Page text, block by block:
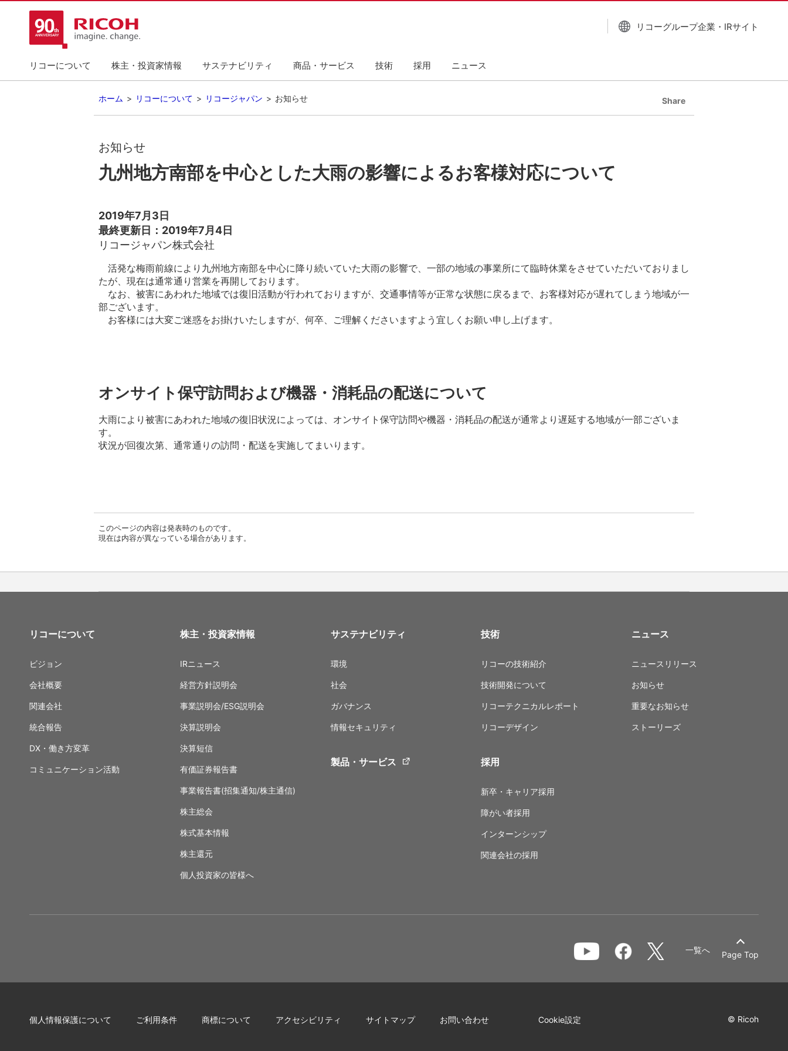
リコーについて 株主・投資家情報 サステナビリティ 商品・サービス 技術 採用 ニュース
リコーグループ企業・IRサイト
ホーム リコーについて リコージャパン お知らせ Share
お知らせ
九州地方南部を中心とした大雨の影響によるお客様対応について
2019年7月3日
最終更新日：2019年7月4日
リコージャパン株式会社
活発な梅雨前線により九州地方南部を中心に降り続いていた大雨の影響で、一部の地域の事業所にて臨時休業をさせていただいておりまし
たが、現在は通常通り営業を再開しております。
なお、被害にあわれた地域では復旧活動が行われておりますが、交通事情等が正常な状態に戻るまで、お客様対応が遅れてしまう地域が一
部ございます。
お客様には大変ご迷惑をお掛けいたしますが、何卒、ご理解くださいますよう宜しくお願い申し上げます。
オンサイト保守訪問および機器・消耗品の配送について
大雨により被害にあわれた地域の復旧状況によっては、オンサイト保守訪問や機器・消耗品の配送が通常より遅延する地域が一部ございま
す。
状況が回復次第、通常通りの訪問・配送を実施してまいります。
このページの内容は発表時のものです。
現在は内容が異なっている場合があります。
リコーについて
ビジョン
会社概要
関連会社
統合報告
DX・働き方変革
コミュニケーション活動
株主・投資家情報
IRニュース
経営方針説明会
事業説明会/ESG説明会
決算説明会
決算短信
有価証券報告書
事業報告書(招集通知/株主通信)
株主総会
株式基本情報
株主還元
個人投資家の皆様へ
サステナビリティ
環境
社会
ガバナンス
情報セキュリティ
製品・サービス
技術
リコーの技術紹介
技術開発について
リコーテクニカルレポート
リコーデザイン
採用
新卒・キャリア採用
障がい者採用
インターンシップ
関連会社の採用
ニュース
ニュースリリース
お知らせ
重要なお知らせ
ストーリーズ
Page Top
一覧へ
個人情報保護について ご利用条件 商標について アクセシビリティ サイトマップ お問い合わせ Cookie設定 © Ricoh